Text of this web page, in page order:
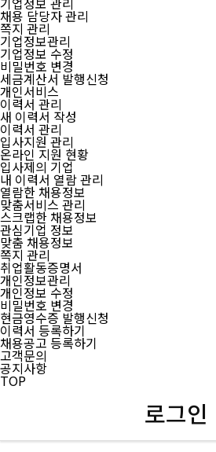
채용 담당자 관리
쪽지 관리
기업정보관리
기업정보 수정
비밀번호 변경
세금계산서 발행신청
개인서비스
이력서 관리
새 이력서 작성
이력서 관리
입사지원 관리
온라인 지원 현황
입사제의 기업
내 이력서 열람 관리
열람한 채용정보
맞춤서비스 관리
스크랩한 채용정보
관심기업 정보
맞춤 채용정보
쪽지 관리
취업활동증명서
개인정보관리
개인정보 수정
비밀번호 변경
현금영수증 발행신청
이력서 등록하기
채용공고 등록하기
고객문의
공지사항
TOP
로그인